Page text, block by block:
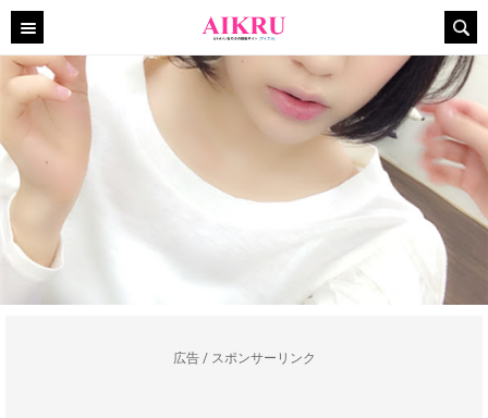
広告 / スポンサーリンク